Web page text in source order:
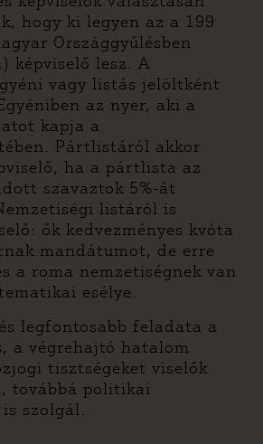
hogy ki legyen az a 199
Országgyűlésben
képviselő lesz. A
vagy listás jelöltként
az nyer, aki a
kapja a
Pártlistáról akkor
ha a pártlista az
szavaztok 5%-át
listáról is
ők kedvezményes kvóta
mandátumot, de erre
a roma nemzetiségnek van
esélye.
legfontosabb feladata a
a végrehajtó hatalom
tisztségeket viselők
továbbá politikai
szolgál.